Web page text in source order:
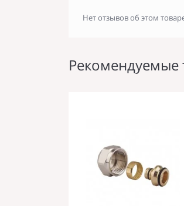
Нет отзывов об этом
Рекомендуемые